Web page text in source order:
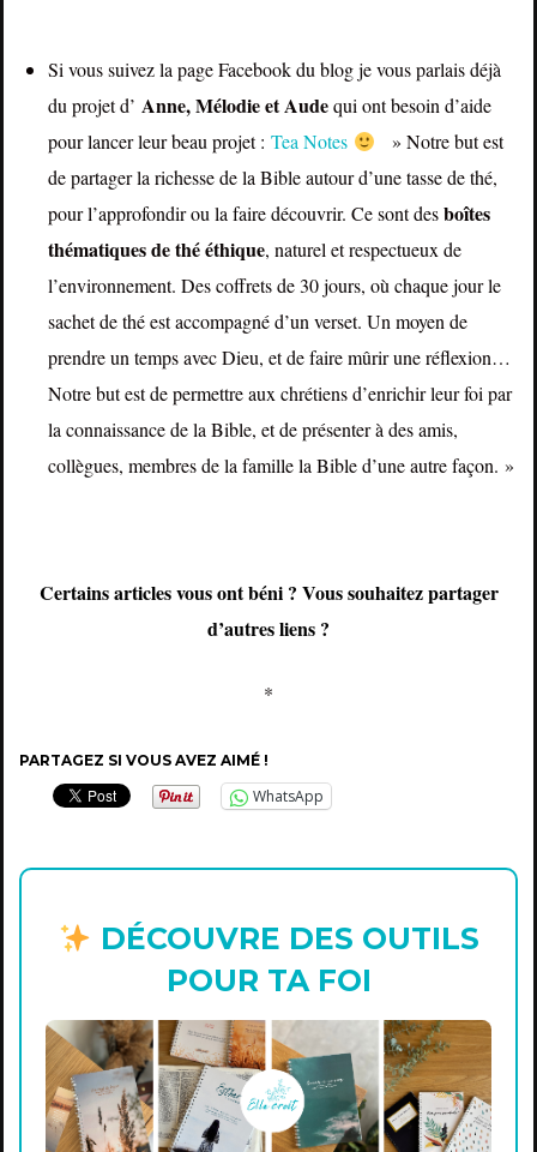
Si vous suivez la page Facebook du blog je vous parlais déjà
du projet d’ Anne, Mélodie et Audequi ont besoin d’aide
pour lancer leur beau projet :Tea Notes
» Notre but est
de partager la richesse de la Bible autour d’une tasse de thé,
pour l’approfondir ou la faire découvrir. Ce sont desboîtes
thématiques de thé éthique, naturel et respectueux de
l’environnement. Des coffrets de 30 jours, où chaque jour le
sachet de thé est accompagné d’un verset. Un moyen de
prendre un temps avec Dieu, et de faire mûrir une réflexion…
Notre but est de permettre aux chrétiens d’enrichir leur foi par
la connaissance de la Bible, et de présenter à des amis,
collègues, membres de la famille la Bible d’une autre façon. »
Certains articles vous ont béni ? Vous souhaitez partager
d’autres liens ?
*
PARTAGEZ SI VOUS AVEZ AIMÉ !
WhatsApp
DÉCOUVRE DES OUTILS
POUR TA FOI